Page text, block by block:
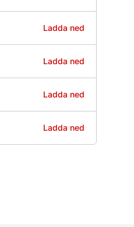
Ladda ned
Ladda ned
Ladda ned
Ladda ned